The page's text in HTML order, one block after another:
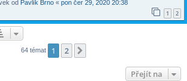
od Pavlík Brno « pon čer 29, 2020 20:38
1 2
64 témat 1 2
Přejít na